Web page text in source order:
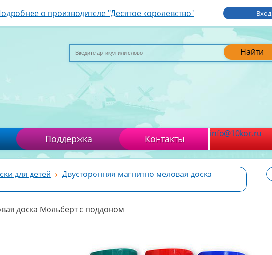
о производителе "Десятое королевство" Вход
Найти
Поддержка Контакты info@10kor.ru
для детей
Двусторонняя магнитно меловая доска